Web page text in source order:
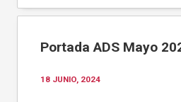
Portada ADS Mayo
18 JUNIO, 2024